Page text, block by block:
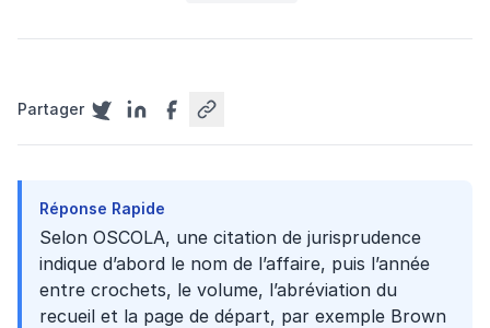
Partager
Réponse Rapide
Selon OSCOLA, une citation de jurisprudence
indique d’abord le nom de l’affaire, puis l’année
entre crochets, le volume, l’abréviation du
recueil et la page de départ, par exemple Brown